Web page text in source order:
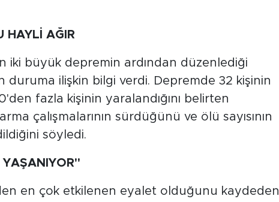
HAYLİ AĞIR
iki büyük depremin ardından düzenlediği
duruma ilişkin bilgi verdi. Depremde 32 kişinin
fazla kişinin yaralandığını belirten
çalışmalarının sürdüğünü ve ölü sayısının
söyledi.
YAŞANIYOR"
en çok etkilenen eyalet olduğunu kaydeden